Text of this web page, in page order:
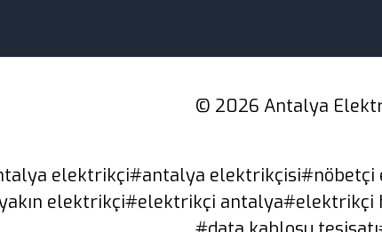
© 2026 Antalya
elektrikçi#antalya elektrikçisi#nöbetçi
elektrikçi#elektrikçi antalya#elektrikçi